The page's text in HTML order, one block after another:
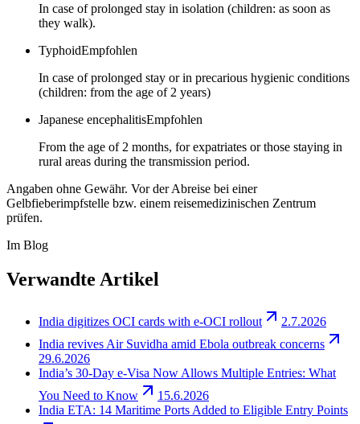
In case of prolonged stay in isolation (children: as soon as
they walk).
TyphoidEmpfohlen
In case of prolonged stay or in precarious hygienic conditions
(children: from the age of 2 years)
Japanese encephalitisEmpfohlen
From the age of 2 months, for expatriates or those staying in
rural areas during the transmission period.
Angaben ohne Gewähr. Vor der Abreise bei einer
Gelbfieberimpfstelle bzw. einem reisemedizinischen Zentrum
prüfen.
Im Blog
Verwandte Artikel
India digitizes OCI cards with e-OCI rollout
2.7.2026
India revives Air Suvidha amid Ebola outbreak concerns
29.6.2026
India’s 30-Day e-Visa Now Allows Multiple Entries: What
You Need to Know
15.6.2026
India ETA: 14 Maritime Ports Added to Eligible Entry Points